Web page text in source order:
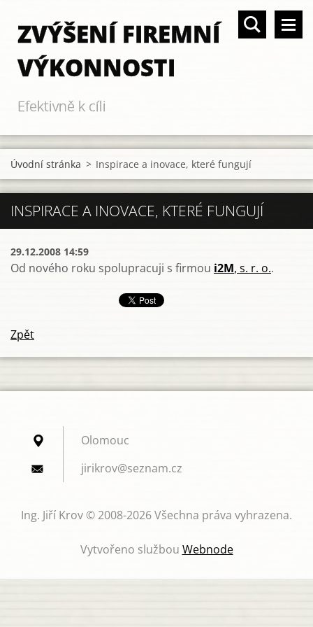
ZVÝŠENÍ FIREMNÍ
VÝKONNOSTI
Efektivně k cíli
Úvodní stránka > Inspirace a inovace, které fungují
INSPIRACE A INOVACE, KTERÉ FUNGUJÍ
29.12.2008 14:59
Od nového roku spolupracuji s firmou i2M, s. r. o..
Zpět
Olomouc
jirikrov@seznam.cz
Ing. Jiří Krov © 2008-2026 Všechna práva vyhrazena.
Vytvořeno službou Webnode